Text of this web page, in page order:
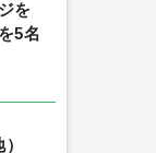
を
5名